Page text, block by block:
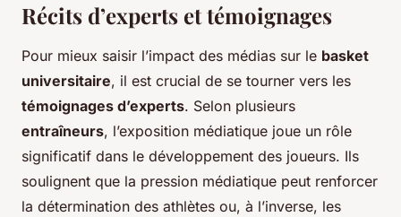
Récits d’experts et témoignages
Pour mieux saisir l’impact des médias sur le basket
universitaire, il est crucial de se tourner vers les
témoignages d’experts. Selon plusieurs
entraîneurs, l’exposition médiatique joue un rôle
significatif dans le développement des joueurs. Ils
soulignent que la pression médiatique peut renforcer
la détermination des athlètes ou, à l’inverse, les